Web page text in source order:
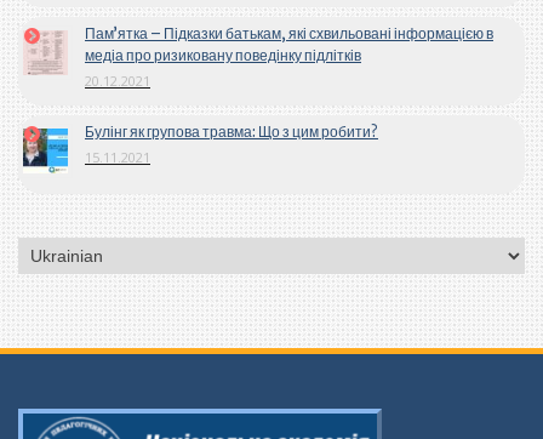
Пам’ятка – Підказки батькам, які схвильовані інформацією в
медіа про ризиковану поведінку підлітків
20.12.2021
Булінг як групова травма: Що з цим робити?
15.11.2021
Вибрати
мову